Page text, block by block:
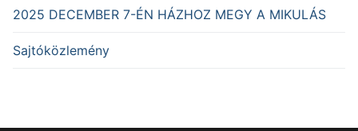
2025 DECEMBER 7-ÉN HÁZHOZ MEGY A MIKULÁS
Sajtóközlemény